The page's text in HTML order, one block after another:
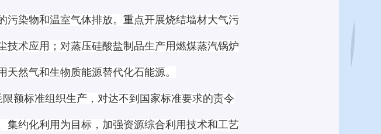
污染物和温室气体排放。重点开展烧结墙材大气污
术应用；对蒸压硅酸盐制品生产用燃煤蒸汽锅炉
然气和生物质能源替代化石能源。
额标准组织生产，对达不到国家标准要求的责令
集约化利用为目标，加强资源综合利用技术和工艺